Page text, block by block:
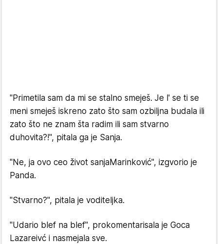
"Primetila sam da mi se stalno smeješ. Je l' se ti se
meni smeješ iskreno zato što sam ozbiljna budala ili
zato što ne znam šta radim ili sam stvarno
duhovita?!", pitala ga je Sanja.
"Ne, ja ovo ceo život sanjaMarinković", izgvorio je
Panda.
"Stvarno?", pitala je voditeljka.
"Udario blef na blef", prokomentarisala je Goca
Lazareivć i nasmejala sve.